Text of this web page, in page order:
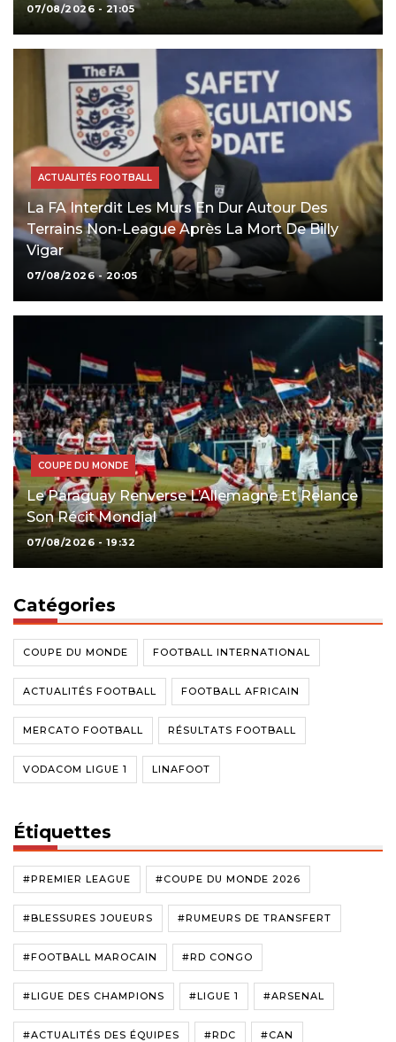
07/08/2026 - 21:05
ACTUALITÉS FOOTBALL
La FA Interdit Les Murs En Dur Autour Des
Terrains Non-League Après La Mort De Billy
Vigar
07/08/2026 - 20:05
COUPE DU MONDE
Le Paraguay Renverse L’Allemagne Et Relance
Son Récit Mondial
07/08/2026 - 19:32
Catégories
COUPE DU MONDE FOOTBALL INTERNATIONAL
ACTUALITÉS FOOTBALL FOOTBALL AFRICAIN
MERCATO FOOTBALL RÉSULTATS FOOTBALL
VODACOM LIGUE 1 LINAFOOT
Étiquettes
#PREMIER LEAGUE #COUPE DU MONDE 2026
#BLESSURES JOUEURS #RUMEURS DE TRANSFERT
#FOOTBALL MAROCAIN #RD CONGO
#LIGUE DES CHAMPIONS #LIGUE 1 #ARSENAL
#ACTUALITÉS DES ÉQUIPES #RDC #CAN